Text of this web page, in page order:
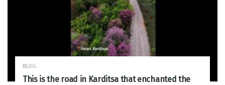
BLOG
This is the road in Karditsa that enchanted the